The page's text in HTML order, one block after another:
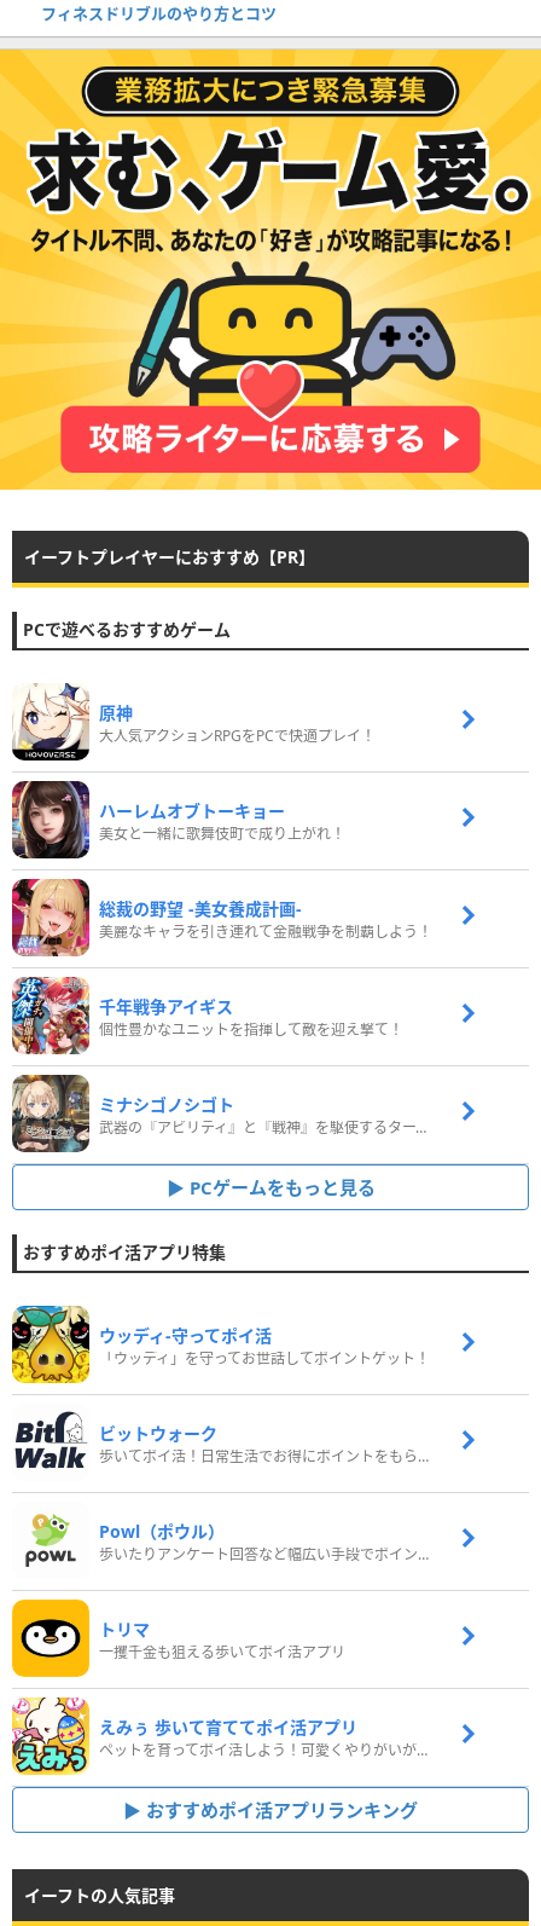
フィネスドリブルのやり方とコツ
イーフトプレイヤーにおすすめ【PR】
PCで遊べるおすすめゲーム
原神
大人気アクションRPGをPCで快適プレイ！
ハーレムオブトーキョー
美女と一緒に歌舞伎町で成り上がれ！
総裁の野望 -美女養成計画-
美麗なキャラを引き連れて金融戦争を制覇しよう！
千年戦争アイギス
個性豊かなユニットを指揮して敵を迎え撃て！
ミナシゴノシゴト
武器の『アビリティ』と『戦神』を駆使するターン制コマンドバトルRPG！
PCゲームをもっと見る
おすすめポイ活アプリ特集
ウッディ‐守ってポイ活
「ウッディ」を守ってお世話してポイントゲット！
ビットウォーク
歩いてポイ活！日常生活でお得にポイントをもらおう
Powl（ポウル）
歩いたりアンケート回答など幅広い手段でポイントをゲット
トリマ
一攫千金も狙える歩いてポイ活アプリ
えみぅ 歩いて育ててポイ活アプリ
ペットを育ってポイ活しよう！可愛くやりがいがある新感覚アプリ
おすすめポイ活アプリランキング
イーフトの人気記事